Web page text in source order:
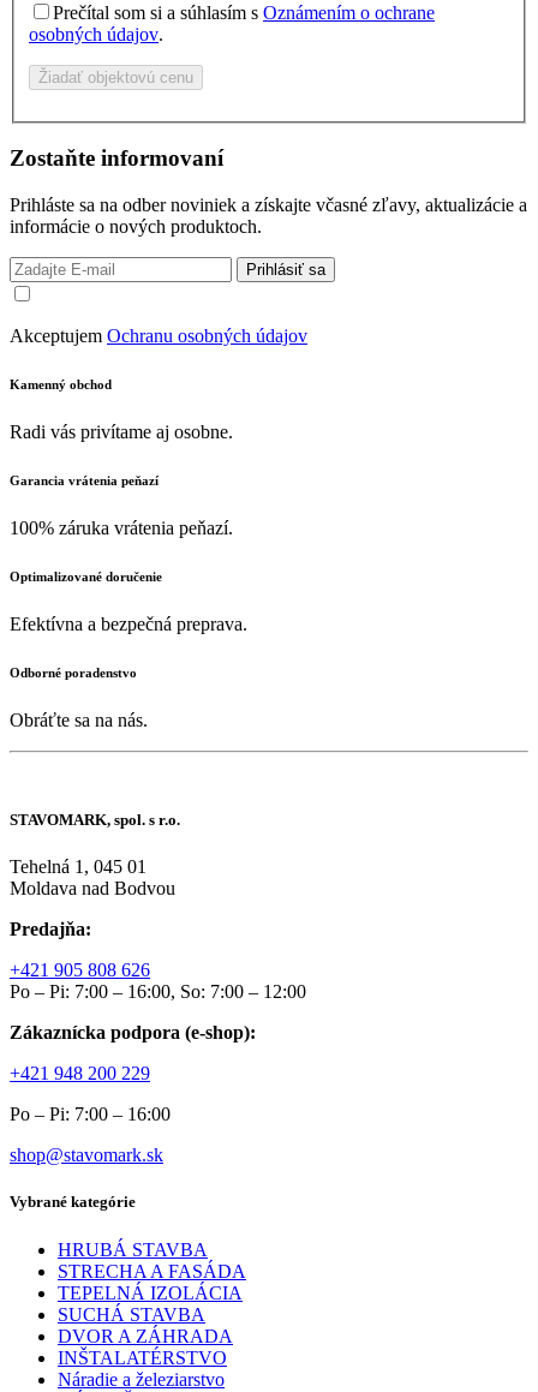
Prečítal som si a súhlasím s Oznámením o ochrane
osobných údajov.
Žiadať objektovú cenu
Zostaňte informovaní
Prihláste sa na odber noviniek a získajte včasné zľavy, aktualizácie a
informácie o nových produktoch.
Prihlásiť sa
Akceptujem Ochranu osobných údajov
Kamenný obchod
Radi vás privítame aj osobne.
Garancia vrátenia peňazí
100% záruka vrátenia peňazí.
Optimalizované doručenie
Efektívna a bezpečná preprava.
Odborné poradenstvo
Obráťte sa na nás.
STAVOMARK, spol. s r.o.
Tehelná 1, 045 01
Moldava nad Bodvou
Predajňa:
+421 905 808 626
Po – Pi: 7:00 – 16:00, So: 7:00 – 12:00
Zákaznícka podpora (e-shop):
+421 948 200 229
Po – Pi: 7:00 – 16:00
shop@stavomark.sk
Vybrané kategórie
HRUBÁ STAVBA
STRECHA A FASÁDA
TEPELNÁ IZOLÁCIA
SUCHÁ STAVBA
DVOR A ZÁHRADA
INŠTALATÉRSTVO
Náradie a železiarstvo